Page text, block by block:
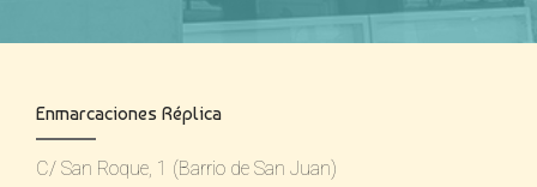
Enmarcaciones Réplica
C/ San Roque, 1 (Barrio de San Juan)